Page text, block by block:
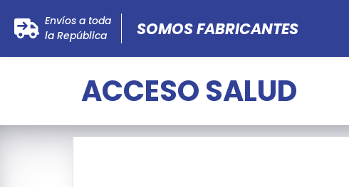
Envíos a toda
la República
SOMOSFABRICANTES
ACCESO SALUD